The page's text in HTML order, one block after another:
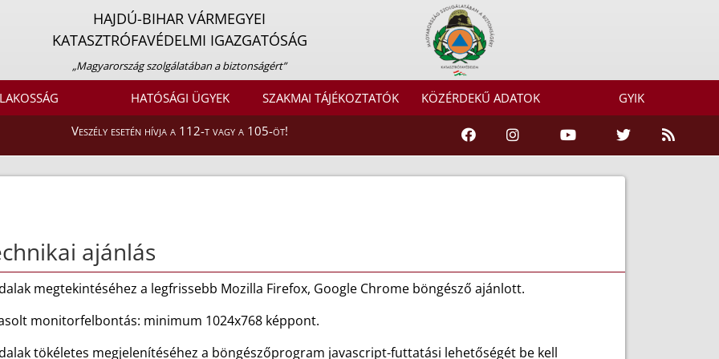
HAJDÚ-BIHAR VÁRMEGYEI
KATASZTRÓFAVÉDELMI IGAZGATÓSÁG
„Magyarország szolgálatában a biztonságért”
LAKOSSÁG HATÓSÁGI ÜGYEK SZAKMAI TÁJÉKOZTATÓK KÖZÉRDEKŰ ADATOK GYIK
Veszély esetén hívja a 112-t vagy a 105-öt!
ajánlás
megtekintéséhez a legfrissebb Mozilla Firefox, Google Chrome böngésző ajánlott.
monitorfelbontás: minimum 1024x768 képpont.
tökéletes megjelenítéséhez a böngészőprogram javascript-futtatási lehetőségét be kell